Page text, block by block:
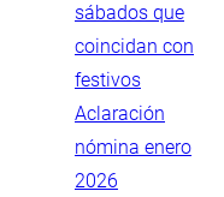
sábados que
coincidan con
festivos
Aclaración
nómina enero
2026